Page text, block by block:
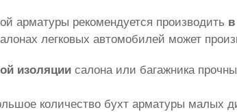
арматуры рекомендуется производить
легковых автомобилей может
изоляции салона или багажника
количество бухт арматуры